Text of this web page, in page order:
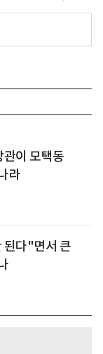
이 모택동
라
된다"면서 큰